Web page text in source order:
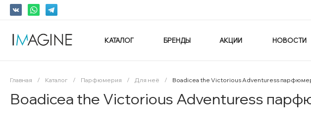
КАТАЛОГ БРЕНДЫ АКЦИИ НОВОСТИ
Главная / Каталог / Парфюмерия / Для неё / Boadicea the Victorious Adventuress
Boadicea the Victorious Adventuress